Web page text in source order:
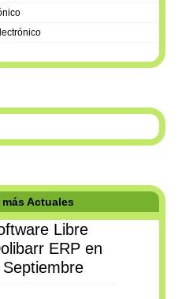
Actuales
Libre
ERP en